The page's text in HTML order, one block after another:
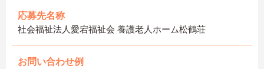
応募先名称
社会福祉法人愛宕福祉会 養護老人ホーム松鶴荘
お問い合わせ例